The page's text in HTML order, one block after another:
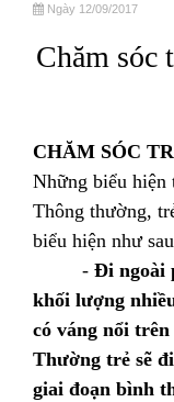
Ngày 12/09/2017
Chăm sóc
CHĂM SÓC
Những biểu hiện
Thông thường,
biểu hiện như
- Đi ngoài
khối lượng
có váng nổi
Thường trẻ sẽ
giai đoạn bình